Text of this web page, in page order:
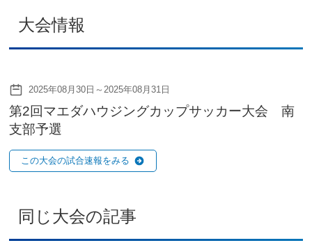
大会情報
2025年08月30日～2025年08月31日
第2回マエダハウジングカップサッカー大会 南
支部予選
この大会の試合速報をみる
同じ大会の記事